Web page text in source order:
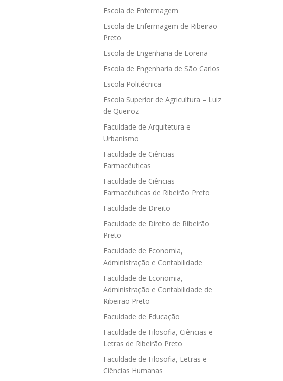
Escola de Enfermagem
Escola de Enfermagem de Ribeirão
Preto
Escola de Engenharia de Lorena
Escola de Engenharia de São Carlos
Escola Politécnica
Escola Superior de Agricultura – Luiz
de Queiroz –
Faculdade de Arquitetura e
Urbanismo
Faculdade de Ciências
Farmacêuticas
Faculdade de Ciências
Farmacêuticas de Ribeirão Preto
Faculdade de Direito
Faculdade de Direito de Ribeirão
Preto
Faculdade de Economia,
Administração e Contabilidade
Faculdade de Economia,
Administração e Contabilidade de
Ribeirão Preto
Faculdade de Educação
Faculdade de Filosofia, Ciências e
Letras de Ribeirão Preto
Faculdade de Filosofia, Letras e
Ciências Humanas